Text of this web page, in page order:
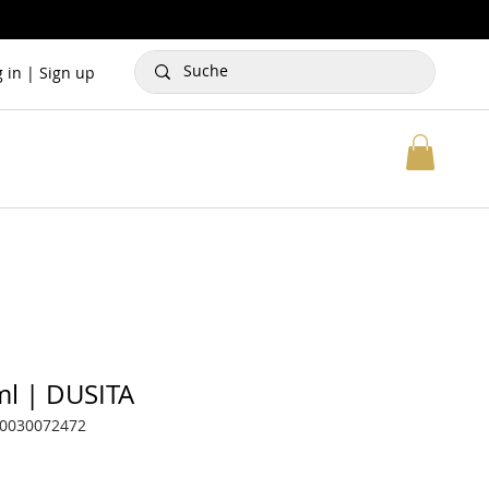
in | Sign up
| DUSITA